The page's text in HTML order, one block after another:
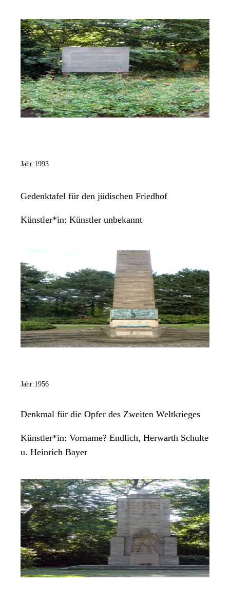
Jahr:1993
Gedenktafel für den jüdischen Friedhof
Künstler*in: Künstler unbekannt
Jahr:1956
Denkmal für die Opfer des Zweiten Weltkrieges
Künstler*in: Vorname? Endlich, Herwarth Schulte
u. Heinrich Bayer